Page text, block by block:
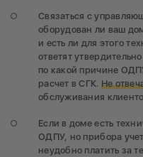
Связаться с
оборудован ли ваш
и есть ли для этого
ответят
по какой причине
расчет в СГК. Не
обслуживания
Если в доме есть
ОДПУ, но прибора
неудобно платить за